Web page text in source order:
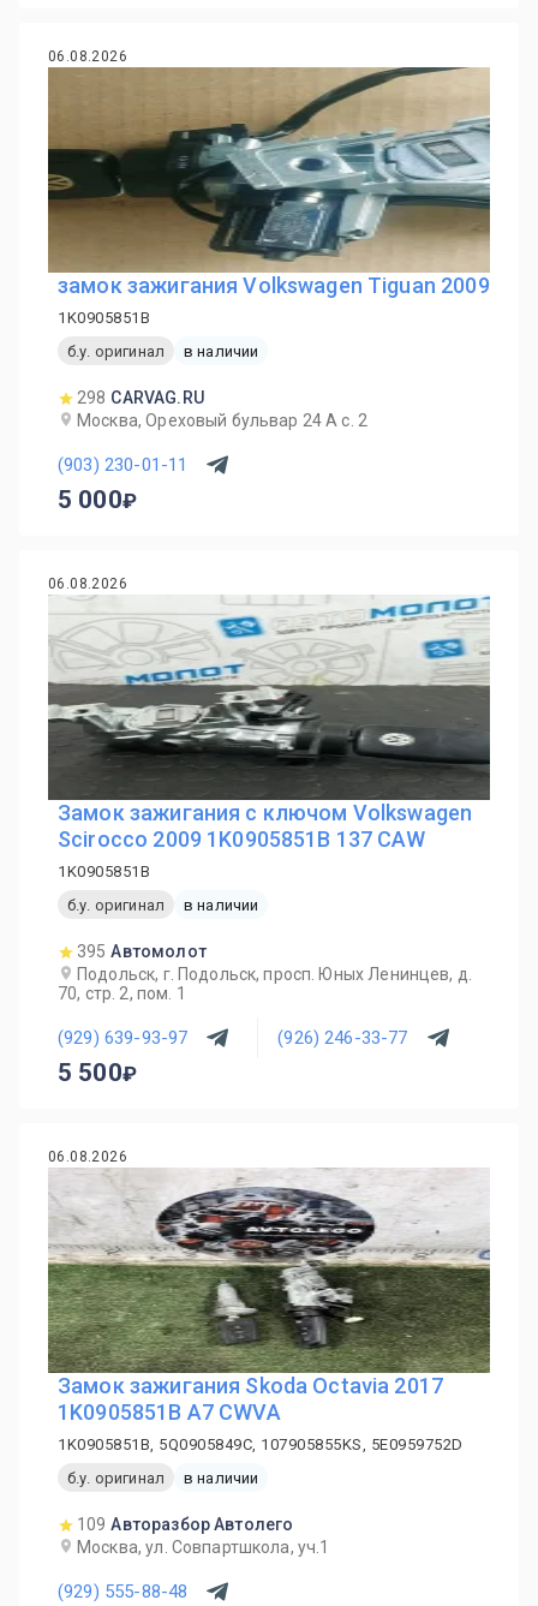
06.08.2026
замок зажигания Volkswagen Tiguan 2009
1K0905851B
б.у. оригинал
в наличии
298 CARVAG.RU
Москва, Ореховый бульвар 24 А с. 2
(903) 230-01-11
5 000
06.08.2026
Замок зажигания с ключом Volkswagen
Scirocco 2009 1K0905851B 137 CAW
1K0905851B
б.у. оригинал
в наличии
395 Автомолот
Подольск, г. Подольск, просп. Юных Ленинцев, д.
70, стр. 2, пом. 1
(929) 639-93-97 (926) 246-33-77
5 500
06.08.2026
Замок зажигания Skoda Octavia 2017
1K0905851B A7 CWVA
1K0905851B, 5Q0905849C, 107905855KS, 5E0959752D
б.у. оригинал
в наличии
109 Авторазбор Автолего
Москва, ул. Совпартшкола, уч.1
(929) 555-88-48